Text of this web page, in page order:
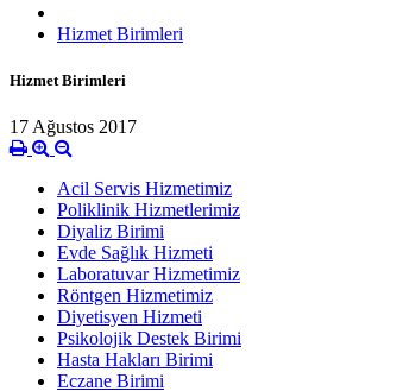
Hizmet Birimleri
Hizmet Birimleri
17 Ağustos 2017
Acil Servis Hizmetimiz
Poliklinik Hizmetlerimiz
Diyaliz Birimi
Evde Sağlık Hizmeti
Laboratuvar Hizmetimiz
Röntgen Hizmetimiz
Diyetisyen Hizmeti
Psikolojik Destek Birimi
Hasta Hakları Birimi
Eczane Birimi